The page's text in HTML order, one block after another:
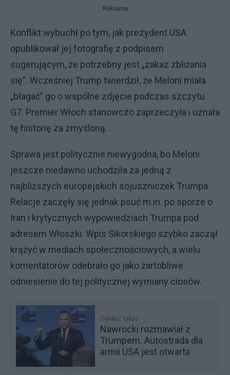
Reklama
Konflikt wybuchł po tym, jak prezydent USA
opublikował jej fotografię z podpisem
sugerującym, że potrzebny jest „zakaz zbliżania
się”. Wcześniej Trump twierdził, że Meloni miała
„błagać” go o wspólne zdjęcie podczas szczytu
G7. Premier Włoch stanowczo zaprzeczyła i uznała
tę historię za zmyśloną.
Sprawa jest politycznie niewygodna, bo Meloni
jeszcze niedawno uchodziła za jedną z
najbliższych europejskich sojuszniczek Trumpa.
Relacje zaczęły się jednak psuć m.in. po sporze o
Iran i krytycznych wypowiedziach Trumpa pod
adresem Włoszki. Wpis Sikorskiego szybko zaczął
krążyć w mediach społecznościowych, a wielu
komentatorów odebrało go jako żartobliwe
odniesienie do tej politycznej wymiany ciosów.
Zobacz także
Nawrocki rozmawiał z
Trumpem. Autostrada dla
armii USA jest otwarta